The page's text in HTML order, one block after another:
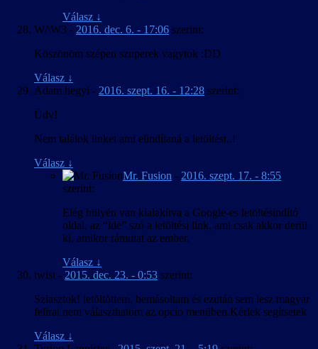
Válasz ↓
W/\W3 - 2016. dec. 6. - 17:06 szerint:
Köszönöm szépen szuperek vagytok :DD
Válasz ↓
Adam hegyi - 2016. szept. 16. - 12:28 szerint:
Üdv!
Nem találok linket ami elindítaná a letöltést..!
Válasz ↓
Mr. Fusion - 2016. szept. 17. - 8:55
szerint:
Elég hülyén van kialakítva a Google-es letöltésindító
oldal, az “ide” szó a letöltési link, ami csak akkor derül
ki, amikor rámutat az ember.
Válasz ↓
twist - 2015. dec. 23. - 0:53 szerint:
Sziasztok! letöltöttem, bemásoltam és ezután sem lesz magyar
felirat nem választhatom az opcio menüben.Kérlek segítsetek
Válasz ↓